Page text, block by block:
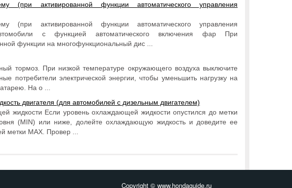
(при активированной функции автоматического управления
(при активированной функции автоматического управления
с функцией автоматического включения фар При
функции на многофункциональный дис ...
тормоз. При низкой температуре окружающего воздуха выключите
потребители электрической энергии, чтобы уменьшить нагрузку на
На о ...
двигателя (для автомобилей с дизельным двигателем)
жидкости Если уровень охлаждающей жидкости опустился до метки
(MIN) или ниже, долейте охлаждающую жидкость и доведите ее
метки MAX. Провер ...
Copyright © www.hondaguide.ru